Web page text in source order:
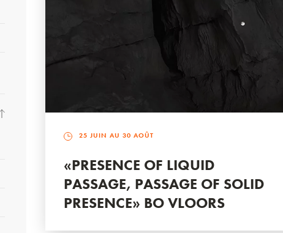
25 JUIN AU 30 AOÛT
«PRESENCE OF LIQUID
PASSAGE, PASSAGE OF SOLID
PRESENCE» BO VLOORS